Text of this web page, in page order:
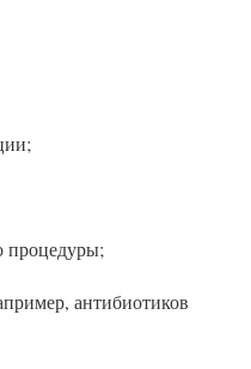
процедуры;
антибиотиков